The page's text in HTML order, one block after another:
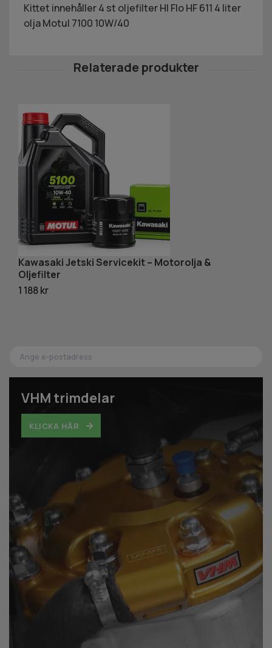
VHM trimdelar
KLICKA HÄR
Kittet innehåller 4 st oljefilter HI Flo HF 611 4 liter
olja Motul 7100 10W/40
Kawasaki Jetski Servicekit – Motorolja &
Oljefilter
1 188 kr